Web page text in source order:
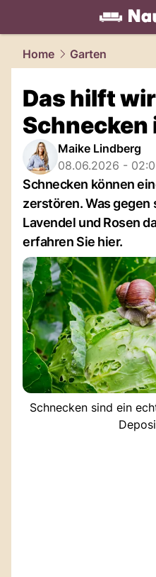
living.NAU.ch
Home Garten
Das hilft
Schnecken
Maike Lindberg
08.06.2026 -
Schnecken können
zerstören. Was gegen
Lavendel und Rosen
erfahren Sie hier.
Schnecken sind ein